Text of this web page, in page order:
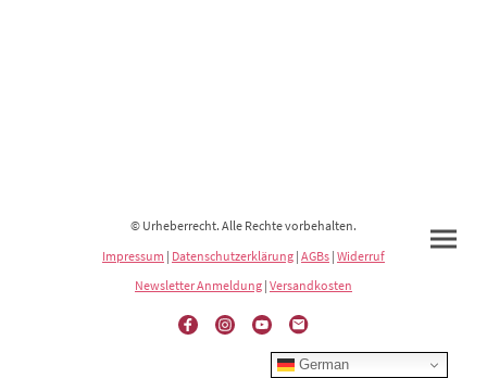
© Urheberrecht. Alle Rechte vorbehalten.
Impressum | Datenschutzerklärung | AGBs | Widerruf
Newsletter Anmeldung | Versandkosten
German